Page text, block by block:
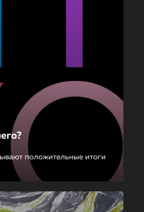
положительные итоги